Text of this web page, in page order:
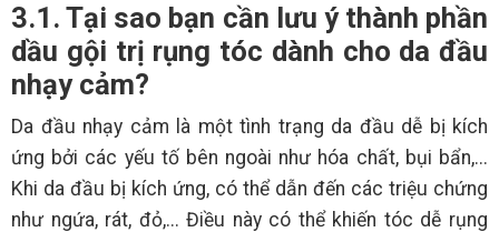
3.1. Tại sao bạn cần lưu ý thành phần
dầu gội trị rụng tóc dành cho da đầu
nhạy cảm?
Da đầu nhạy cảm là một tình trạng da đầu dễ bị kích
ứng bởi các yếu tố bên ngoài như hóa chất, bụi bẩn,...
Khi da đầu bị kích ứng, có thể dẫn đến các triệu chứng
như ngứa, rát, đỏ,... Điều này có thể khiến tóc dễ rụng